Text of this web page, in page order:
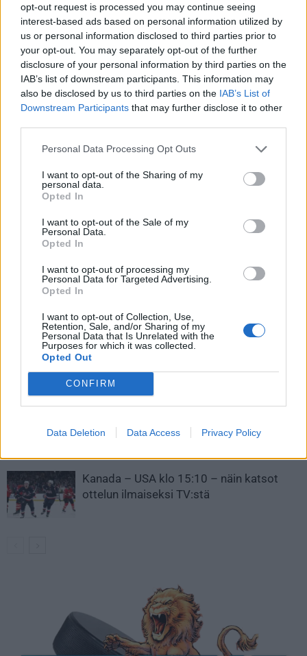
opt-out request is processed you may continue seeing
interest-based ads based on personal information utilized by
us or personal information disclosed to third parties prior to
your opt-out. You may separately opt-out of the further
disclosure of your personal information by third parties on the
IAB’s list of downstream participants. This information may
also be disclosed by us to third parties on the IAB’s List of
Downstream Participants that may further disclose it to other
Personal Data Processing Opt Outs
I want to opt-out of the Sharing of my
personal data.
Opted In
I want to opt-out of the Sale of my
Personal Data.
Opted In
I want to opt-out of processing my
Personal Data for Targeted Advertising.
Opted In
I want to opt-out of Collection, Use,
Retention, Sale, and/or Sharing of my
Personal Data that Is Unrelated with the
Purposes for which it was collected.
Opted Out
CONFIRM
Data Deletion Data Access Privacy Policy
Jos video ei näy laitteellasi voit katsoa sen suoraan
Youtubesta .
Edellinen artikkeli
TSN: Kanada saa hurjan
vahvistuksen MM-kisoihin –
NHL-tähti Mathew Barzal liittyy
mukaan
NHL-pelissä erikoinen
onnettomuus – toimitsija
LIITTYVÄT ARTIKKELIT LISÄÄ TEKIJÄLTÄ
Leijonat julkisti ketjut Sveitsi-peliin –
Aleksander Barkov tekee paluun
kaukaloon
divisioonassa – sai samasta tilanteesta
Kanada – USA klo 15:10 – näin katsot
ottelun ilmaiseksi TV:stä